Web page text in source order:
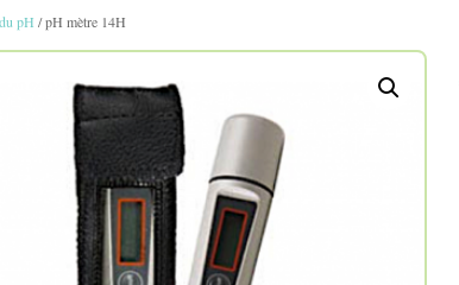
pH / pH mètre 14H